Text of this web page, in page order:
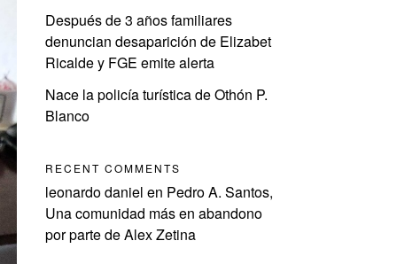
Después de 3 años familiares
denuncian desaparición de Elizabet
Ricalde y FGE emite alerta
Nace la policía turística de Othón P.
Blanco
RECENT COMMENTS
leonardo daniel en Pedro A. Santos,
Una comunidad más en abandono
por parte de Alex Zetina